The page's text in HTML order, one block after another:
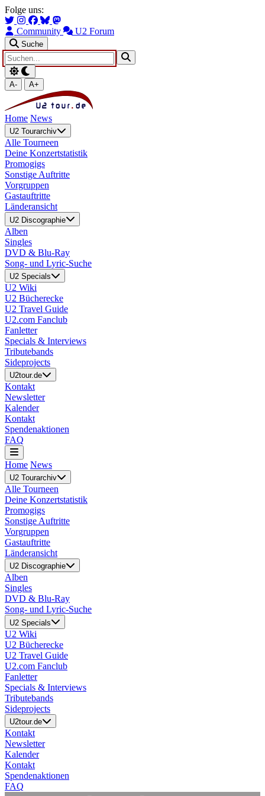
Zum Hauptinhalt springen
Zur Navigation springen
Folge uns:
Community U2 Forum
Suche
A- A+
Home News
U2 Tourarchiv
Alle Tourneen
Deine Konzertstatistik
Promogigs
Sonstige Auftritte
Vorgruppen
Gastauftritte
Länderansicht
U2 Discographie
Alben
Singles
DVD & Blu-Ray
Song- und Lyric-Suche
U2 Specials
U2 Wiki
U2 Bücherecke
U2 Travel Guide
U2.com Fanclub
Fanletter
Specials & Interviews
Tributebands
Sideprojects
U2tour.de
Kontakt
Newsletter
Kalender
Kontakt
Spendenaktionen
FAQ
Home News
U2 Tourarchiv
Alle Tourneen
Deine Konzertstatistik
Promogigs
Sonstige Auftritte
Vorgruppen
Gastauftritte
Länderansicht
U2 Discographie
Alben
Singles
DVD & Blu-Ray
Song- und Lyric-Suche
U2 Specials
U2 Wiki
U2 Bücherecke
U2 Travel Guide
U2.com Fanclub
Fanletter
Specials & Interviews
Tributebands
Sideprojects
U2tour.de
Kontakt
Newsletter
Kalender
Kontakt
Spendenaktionen
FAQ